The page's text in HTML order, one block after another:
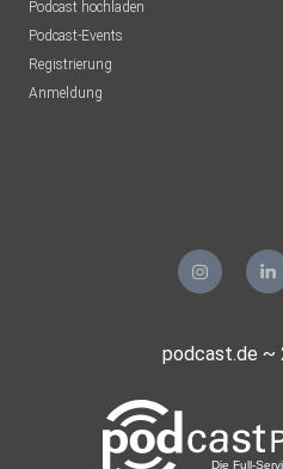
Podcast hochladen
Podcast-Events
Registrierung
Anmeldung
podcast.de ~